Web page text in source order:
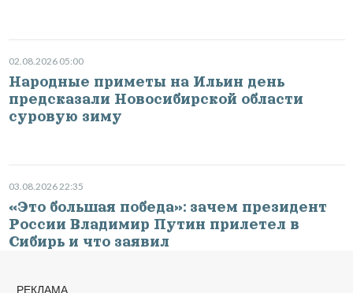
02.08.2026 05:00
Народные приметы на Ильин день
предсказали Новосибирской области
суровую зиму
03.08.2026 22:35
«Это большая победа»: зачем президент
России Владимир Путин прилетел в
Сибирь и что заявил
РЕКЛАМА